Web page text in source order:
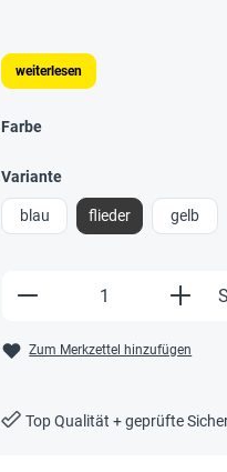
weiterlesen
Farbe
Variante
blau flieder gelb
Produkt Anzahl:
Zum Merkzettel hinzufügen
Top Qualität + geprüfte